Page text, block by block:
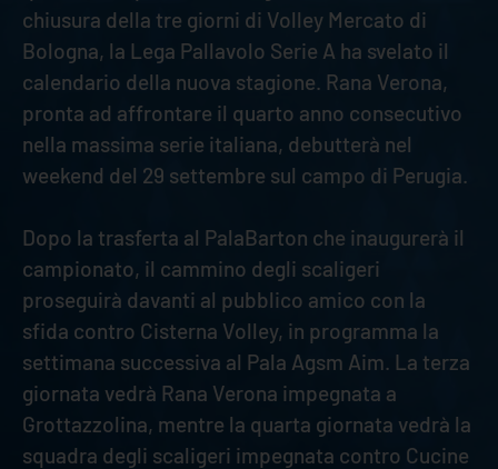
chiusura della tre giorni di Volley Mercato di
Bologna, la Lega Pallavolo Serie A ha svelato il
calendario della nuova stagione. Rana Verona,
pronta ad affrontare il quarto anno consecutivo
nella massima serie italiana, debutterà nel
weekend del 29 settembre sul campo di Perugia.
Dopo la trasferta al PalaBarton che inaugurerà il
campionato, il cammino degli scaligeri
proseguirà davanti al pubblico amico con la
sfida contro Cisterna Volley, in programma la
settimana successiva al Pala Agsm Aim. La terza
giornata vedrà Rana Verona impegnata a
Grottazzolina, mentre la quarta giornata vedrà la
squadra degli scaligeri impegnata contro Cucine